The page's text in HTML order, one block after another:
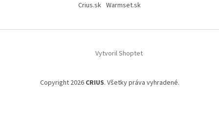
Crius.sk Warmset.sk
Vytvoril Shoptet
Copyright 2026 CRIUS. Všetky práva vyhradené.